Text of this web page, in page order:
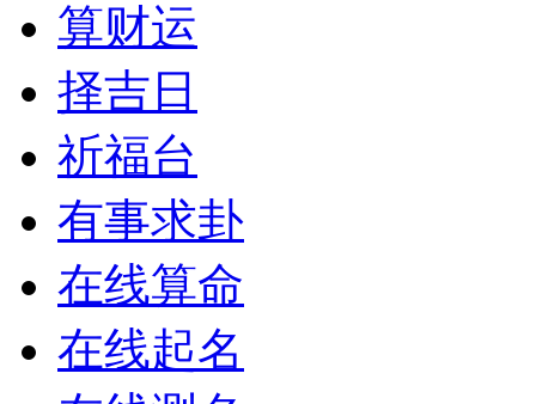
算财运
择吉日
祈福台
有事求卦
在线算命
在线起名